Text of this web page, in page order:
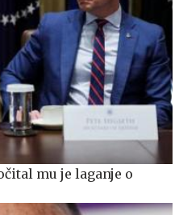
mu je laganje o